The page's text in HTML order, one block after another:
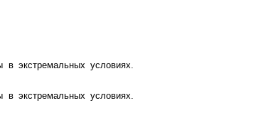
экстремальных условиях.
в экстремальных условиях.